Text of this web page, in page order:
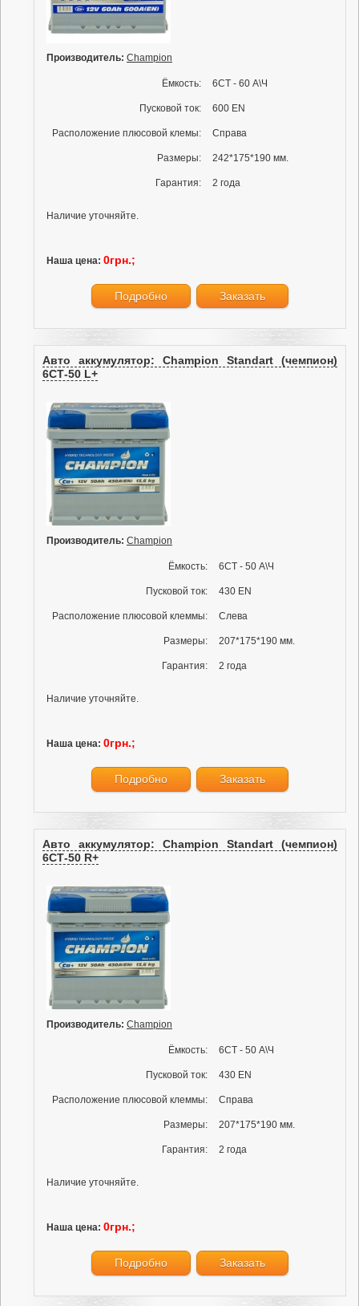
Производитель: Champion
Ёмкость: 6СТ - 60 А\Ч
Пусковой ток: 600 EN
Расположение плюсовой клемы: Справа
Размеры: 242*175*190 мм.
Гарантия: 2 года
Наличие уточняйте.
Наша цена: 0грн.;
Подробно Заказать
Авто аккумулятор: Champion Standart (чемпион)
6СТ-50 L+
Производитель: Champion
Ёмкость: 6СТ - 50 А\Ч
Пусковой ток: 430 EN
Расположение плюсовой клеммы: Слева
Размеры: 207*175*190 мм.
Гарантия: 2 года
Наличие уточняйте.
Наша цена: 0грн.;
Подробно Заказать
Авто аккумулятор: Champion Standart (чемпион)
6СТ-50 R+
Производитель: Champion
Ёмкость: 6СТ - 50 А\Ч
Пусковой ток: 430 EN
Расположение плюсовой клеммы: Справа
Размеры: 207*175*190 мм.
Гарантия: 2 года
Наличие уточняйте.
Наша цена: 0грн.;
Подробно Заказать